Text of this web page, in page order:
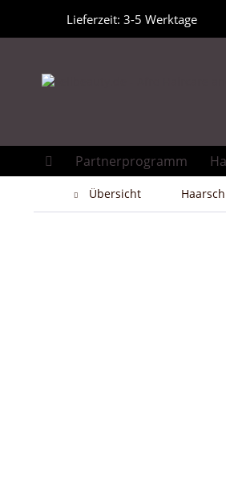
Lieferzeit: 3-5 Werktage
Partnerprogramm
Übersicht